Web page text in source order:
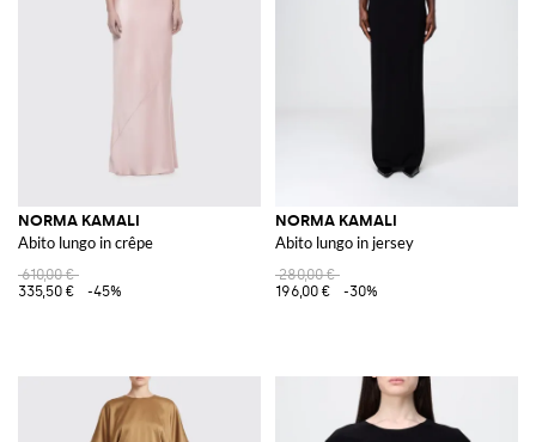
NORMA KAMALI
Abito lungo in crêpe
610,00 €
335,50 €
-45%
NORMA KAMALI
Abito lungo in jersey
280,00 €
196,00 €
-30%